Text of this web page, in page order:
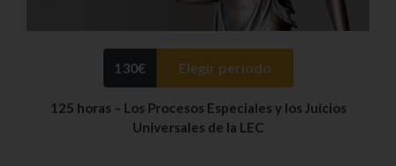
130€ Elegir periodo
125 horas – Los Procesos Especiales y los Juicios
Universales de la LEC